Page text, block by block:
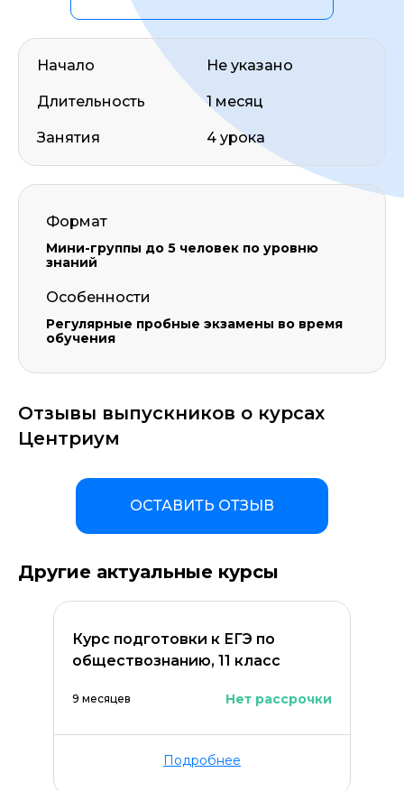
Начало
Длительность
Занятия
Не указано
1 месяц
4 урока
Формат
Мини-группы до 5 человек по уровню
знаний
Особенности
Регулярные пробные экзамены во время
обучения
Отзывы выпускников о курсах
Центриум
ОСТАВИТЬ ОТЗЫВ
Другие актуальные курсы
Курс подготовки к ЕГЭ по
обществознанию, 11 класс
9 месяцев Нет рассрочки
Подробнее